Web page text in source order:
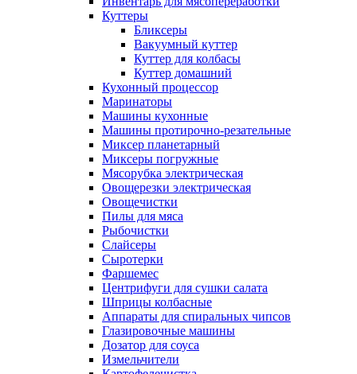
Куттеры
Бликсеры
Вакуумный куттер
Куттер для колбасы
Куттер домашний
Кухонный процессор
Маринаторы
Машины кухонные
Машины протирочно-резательные
Миксер планетарный
Миксеры погружные
Мясорубка электрическая
Овощерезки электрическая
Овощечистки
Пилы для мяса
Рыбочистки
Слайсеры
Сыротерки
Фаршемес
Центрифуги для сушки салата
Шприцы колбасные
Аппараты для спиральных чипсов
Глазировочные машины
Дозатор для соуса
Измельчители